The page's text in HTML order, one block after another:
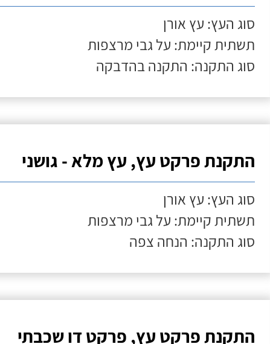
סוג העץ: עץ אורן
תשתית קיימת: על גבי מרצפות
סוג התקנה: התקנה בהדבקה
התקנת פרקט עץ, עץ מלא - גושני
סוג העץ: עץ אורן
תשתית קיימת: על גבי מרצפות
סוג התקנה: הנחה צפה
התקנת פרקט עץ, פרקט דו שכבתי